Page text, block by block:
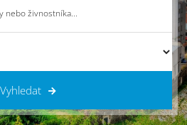
Vyhledat